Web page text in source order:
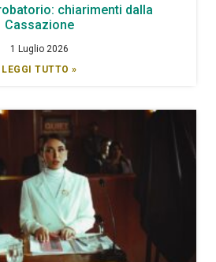
chiarimenti dalla
Cassazione
1 Luglio 2026
LEGGI TUTTO »